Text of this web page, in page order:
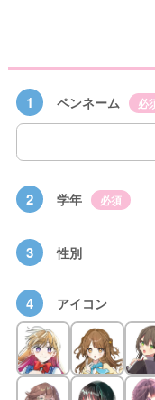
1 ペンネーム 必
2 学年 必須
3 性別
4 アイコン